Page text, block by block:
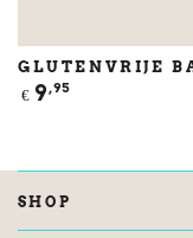
GLUTENVRIJE
Normale
€ 9,95
SHOP